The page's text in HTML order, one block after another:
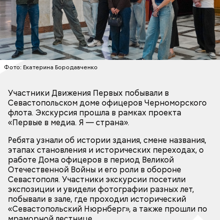
Фото: Екатерина Бородавченко
Участники Движения Первых побывали в
Севастопольском доме офицеров Черноморского
флота. Экскурсия прошла в рамках проекта
«Первые в медиа. Я — страна».
Ребята узнали об истории здания, смене названия,
этапах становления и исторических переходах, о
работе Дома офицеров в период Великой
Отечественной Войны и его роли в обороне
Севастополя. Участники экскурсии посетили
экспозиции и увидели фотографии разных лет,
побывали в зале, где проходил исторический
«Севастопольский Нюрнберг», а также прошли по
Дом офицеров Черноморского флота за годы
работы стал главным культурно-патриотическим
центром Севастополя, и является единственным
местом сбора офицерского состава для
проведения служебных совещаний с
командованием флота, соединений, а также
Участники, которые придут на мастер-класс в
Проект «Первые в медиа. Я — страна» проводится
медиахолдингом «Вечерняя Москва» при
грантовой поддержке Движения Первых. Это
всероссийская программа для школьников и
студентов, в рамках которой более 4 тысяч
участников научатся работать с нейросетями и
использовать их, чтобы создавать сильные и
современные медиапродукты. Участников ждут
телемост, мастер-классы, экскурсии в редакции, а
главное – возможность стать соавтором общего
образа России.
Общероссийское общественно-государственное
движение детей и молодежи «Движение первых» –
крупнейшее российское сообщество,
объединяющее детей и взрослых,
государственные и общественные институты для
развития единого воспитательного пространства
в системе образования и за её пределами.